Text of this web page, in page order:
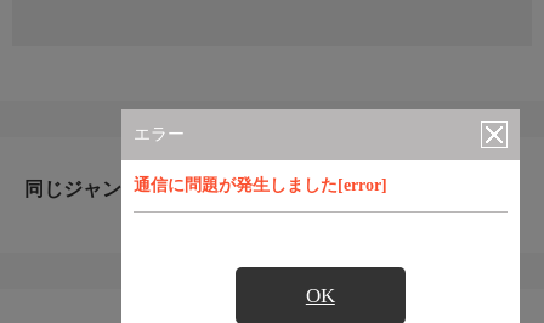
エラー
通信に問題が発生しました[error]
OK
同じジャンルのおすすめ番組